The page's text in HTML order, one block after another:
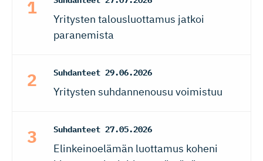
Yritysten talousluottamus jatkoi
paranemista
Suhdanteet 29.06.2026
Yritysten suhdannenousu voimistuu
Suhdanteet 27.05.2026
Elinkeinoelämän luottamus koheni